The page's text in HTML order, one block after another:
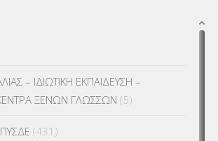
– ΙΔΙΩΤΙΚΗ ΕΚΠΑΙΔΕΥΣΗ –
ΞΕΝΩΝ ΓΛΩΣΣΩΝ (5)
(431)